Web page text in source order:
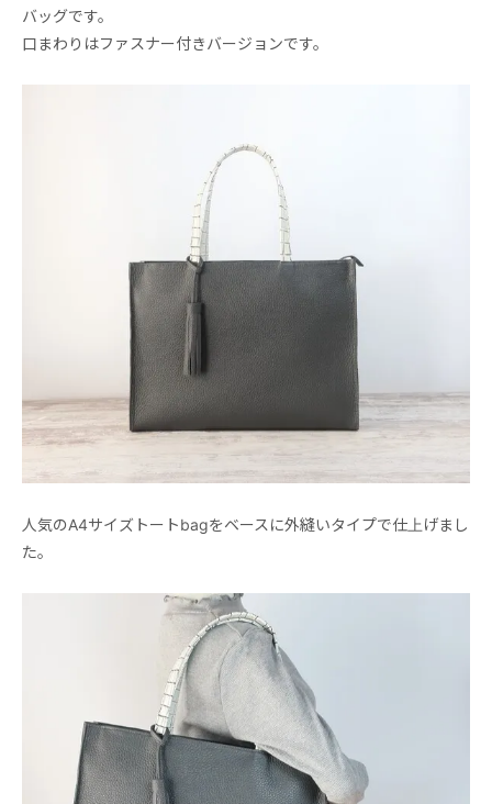
バッグです。
口まわりはファスナー付きバージョンです。
人気のA4サイズトートbagをベースに外縫いタイプで仕上げまし
た。